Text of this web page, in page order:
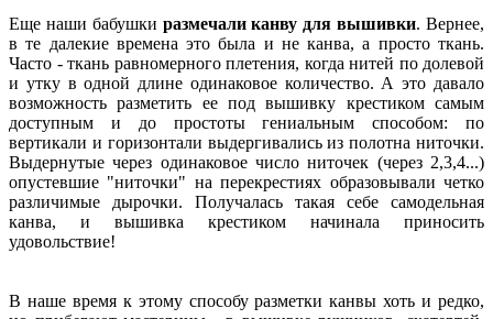
Еще наши бабушки размечали канву для вышивки. Вернее,
в те далекие времена это была и не канва, а просто ткань.
Часто - ткань равномерного плетения, когда нитей по долевой
и утку в одной длине одинаковое количество. А это давало
возможность разметить ее под вышивку крестиком самым
доступным и до простоты гениальным способом: по
вертикали и горизонтали выдергивались из полотна ниточки.
Выдернутые через одинаковое число ниточек (через 2,3,4...)
опустевшие "ниточки" на перекрестиях образовывали четко
различимые дырочки. Получалась такая себе самодельная
канва, и вышивка крестиком начинала приносить
удовольствие!
В наше время к этому способу разметки канвы хоть и редко,